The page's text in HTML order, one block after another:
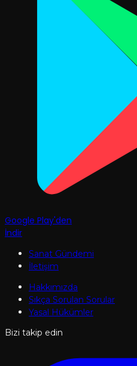
Google Play'den
İndir
Sanat Gündemi
İletişim
Hakkımızda
Sıkça Sorulan Sorular
Yasal Hükümler
Bizi takip edin